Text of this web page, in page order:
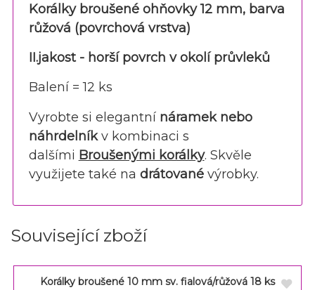
Korálky broušené ohňovky 12 mm, barva
růžová (povrchová vrstva)
II.jakost - horší povrch v okolí průvleků
Balení = 12 ks
Vyrobte si elegantnínáramek nebo
náhrdelníkv kombinaci s
dalšími Broušenými korálky. Skvěle
využijete také na drátovanévýrobky.
Související zboží
Korálky broušené 10 mm sv. fialová/růžová 18 ks